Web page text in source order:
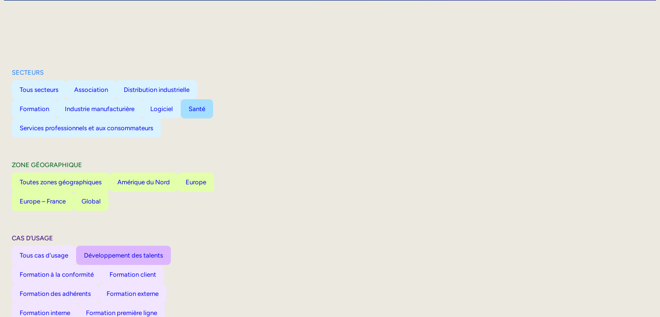
SECTEURS
Tous secteurs Association Distribution industrielle
Formation Industrie manufacturière Logiciel Santé
Services professionnels et aux consommateurs
ZONE GÉOGRAPHIQUE
Toutes zones géographiques Amérique du Nord Europe
Europe – France Global
CAS D’USAGE
Tous cas d'usage Développement des talents
Formation à la conformité Formation client
Formation des adhérents Formation externe
Formation interne Formation première ligne